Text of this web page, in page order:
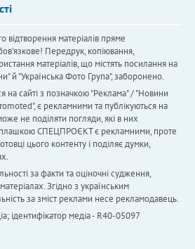
відтворення матеріалів пряме
Передрук, копіювання,
матеріалів, що містять посилання на
й "Українська Фото Група", заборонено.
на сайті з позначкою "Реклама" / "Новини
є рекламними та публікуються на
не поділяти погляди, які в них
плашкою СПЕЦПРОЄКТ є рекламними, проте
цього контенту і поділяє думки,
за факти та оціночні судження,
Згідно з українським
за зміст реклами несе рекламодавець.
ідентифікатор медіа - R40-05097